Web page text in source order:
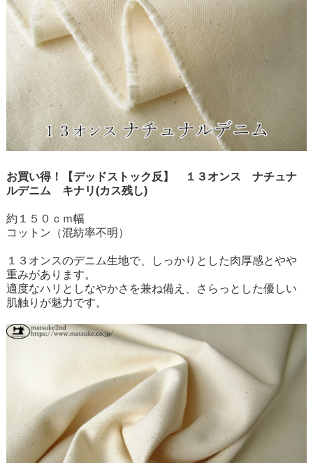
お買い得！【デッドストック反】 １３オンス ナチュナ
ルデニム キナリ(カス残し)
約１５０ｃｍ幅
コットン（混紡率不明）
１３オンスのデニム生地で、しっかりとした肉厚感とやや
重みがあります。
適度なハリとしなやかさを兼ね備え、さらっとした優しい
肌触りが魅力です。